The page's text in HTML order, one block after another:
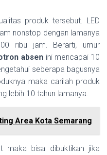
produk tersebut. LED
nonstop dengan lamanya
ribu jam. Berarti, umur
absenini mencapai 10
seberapa bagusnya
maka carilah produk
lebih 10 tahun lamanya.
Area Kota Semarang
maka bisa dibuktikan jika